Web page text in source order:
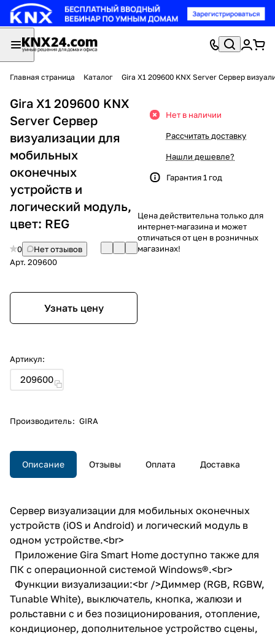
Главная страница Каталог Gira X1 209600 KNX Server Сервер
Gira X1 209600 KNX
Server Сервер
визуализации для
мобильных
оконечных
устройств и
логический модуль,
цвет: REG
0
Нет отзывов
Арт. 209600
Узнать цену
Артикул:
209600
Производитель: GIRA
Нет в наличии
Рассчитать доставку
Нашли дешевле?
Гарантия 1 год
Цена действительна только для
интернет-магазина и может
отличаться от цен в розничных
магазинах!
Описание Отзывы Оплата Доставка
Сервер визуализации для мобильных оконечных
устройств (iOS и Android) и логический модуль в
одном устройстве.<br>
Приложение Gira Smart Home доступно также для
ПК с операционной системой Windows®.<br>
Функции визуализации:<br />Диммер (RGB, RGBW,
Tunable White), выключатель, кнопка, жалюзи и
рольставни с и без позиционирования, отопление,
кондиционер, дополнительное устройство сцены,